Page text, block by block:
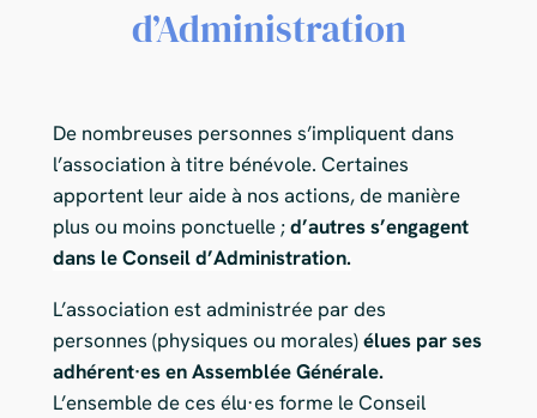
d’Administration
De nombreuses personnes s’impliquent dans
l’association à titre bénévole. Certaines
apportent leur aide à nos actions, de manière
plus ou moins ponctuelle ;d’autres s’engagent
dans le Conseil d’Administration.
L’association est administrée par des
personnes (physiques ou morales)élues par ses
adhérent·es en Assemblée Générale.
L’ensemble de ces élu·es forme le Conseil